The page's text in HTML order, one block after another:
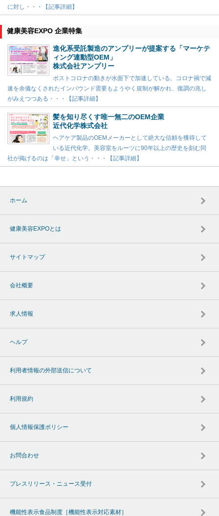
に対し・・・【記事詳細】
健康美容EXPO 企業特集
進化系受託製造のアンプリーが提案する「マーケテ
ィング連動型OEM」
株式会社アンプリー
ポストコロナの動きが水面下で加速している。コロナ禍で減
速を余儀なくされたインバウンド需要もようやく規制が解かれ、復調の兆し
がみえつつある・・・【記事詳細】
髪を知り尽くす唯一無二のOEM企業
近代化学株式会社
ヘアケア製品のOEMメーカーとして絶大な信頼を獲得して
いる近代化学。美容室をルーツに90年以上の歴史を刻む同
社が掲げるのは「幸せ」という・・・【記事詳細】
ホーム
健康美容EXPOとは
サイトマップ
会社概要
求人情報
ヘルプ
利用者情報の外部送信について
利用規約
個人情報保護ポリシー
お問合わせ
プレスリリース・ニュース受付
機能性表示食品制度［機能性表示対応素材］